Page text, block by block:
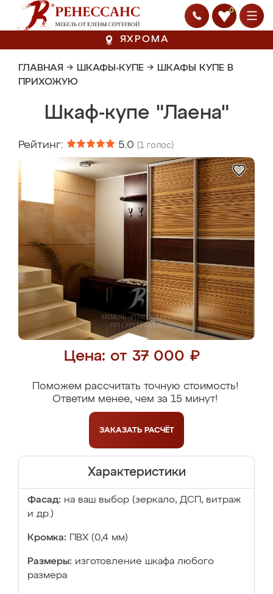
0
ЯХРОМА
ГЛАВНАЯ → ШКАФЫ-КУПЕ → ШКАФЫ КУПЕ В
ПРИХОЖУЮ
Шкаф-купе "Лаена"
Рейтинг: 5.0 (1 голос)
Цена: от 37 000 ₽
Поможем рассчитать точную стоимость!
Ответим менее, чем за 15 минут!
ЗАКАЗАТЬ РАСЧЁТ
Характеристики
Фасад: на ваш выбор (зеркало, ДСП, витраж
и др.)
Кромка: ПВХ (0,4 мм)
Размеры: изготовление шкафа любого
размера